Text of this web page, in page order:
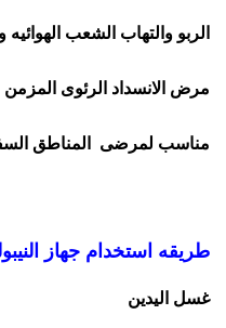
الربو والتهاب الشعب
مرض الانسداد الرئوى المزمن
مناسب لمرضى المناطق
طريقه استخدام جهاز
غسل اليدين